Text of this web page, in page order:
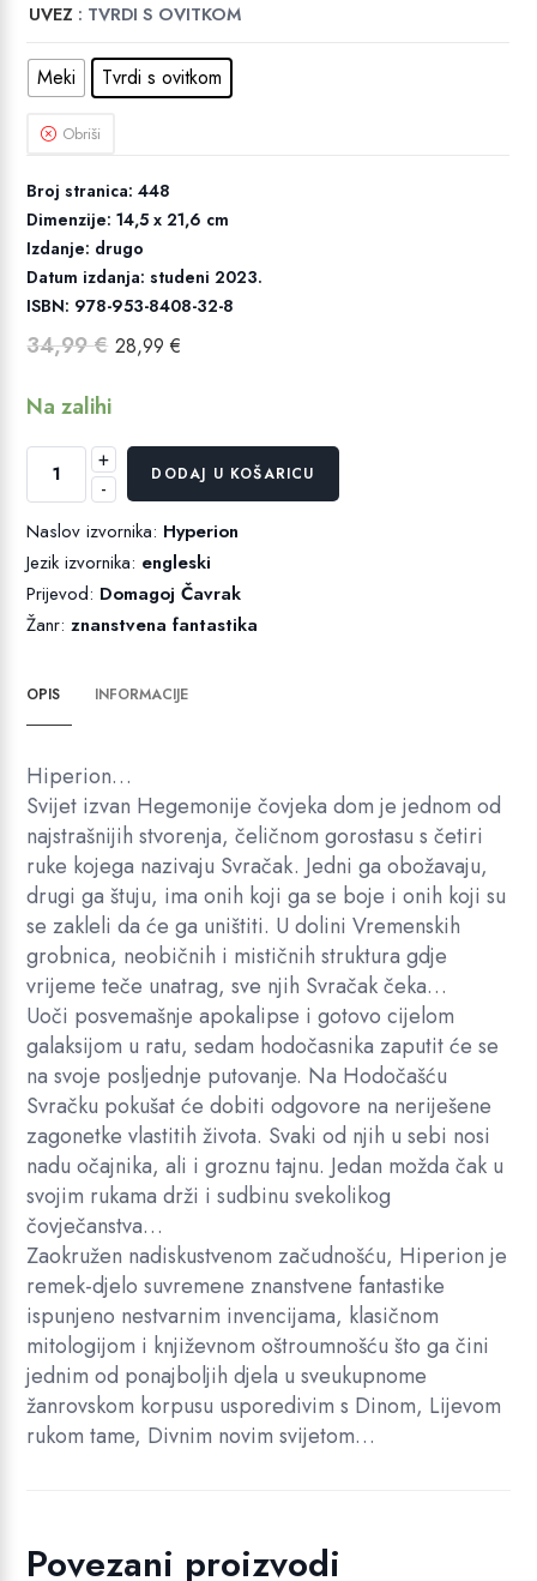
UVEZ : TVRDI S OVITKOM
Meki Tvrdi s ovitkom
Obriši
Broj stranica: 448
Dimenzije: 14,5 x 21,6 cm
Izdanje: drugo
Datum izdanja: studeni 2023.
ISBN: 978-953-8408-32-8
34,99€ Izvorna
cijena
34,99 €.
28,99€
Na zalihi
-
Hiperion
+
DODAJ U KOŠARICU
Naslov izvornika: Hyperion
Jezik izvornika: engleski
Prijevod: Domagoj Čavrak
Žanr:znanstvena fantastika
OPIS INFORMACIJE
Hiperion…
Svijet izvan Hegemonije čovjeka dom je jednom od
najstrašnijih stvorenja, čeličnom gorostasu s četiri
ruke kojega nazivaju Svračak. Jedni ga obožavaju,
drugi ga štuju, ima onih koji ga se boje i onih koji su
se zakleli da će ga uništiti. U dolini Vremenskih
grobnica, neobičnih i mističnih struktura gdje
vrijeme teče unatrag, sve njih Svračak čeka…
Uoči posvemašnje apokalipse i gotovo cijelom
galaksijom u ratu, sedam hodočasnika zaputit će se
na svoje posljednje putovanje. Na Hodočašću
Svračku pokušat će dobiti odgovore na neriješene
zagonetke vlastitih života. Svaki od njih u sebi nosi
nadu očajnika, ali i groznu tajnu. Jedan možda čak u
svojim rukama drži i sudbinu svekolikog
čovječanstva…
Zaokružen nadiskustvenom začudnošću, Hiperion je
remek-djelo suvremene znanstvene fantastike
ispunjeno nestvarnim invencijama, klasičnom
mitologijom i književnom oštroumnošću što ga čini
jednim od ponajboljih djela u sveukupnome
žanrovskom korpusu usporedivim s Dinom, Lijevom
rukom tame, Divnim novim svijetom…
Povezani proizvodi